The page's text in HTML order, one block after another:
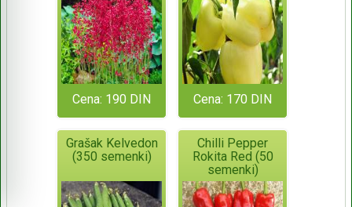
Cena: 190 DIN Cena: 170 DIN
Grašak Kelvedon
(350 semenki)
Chilli Pepper
Rokita Red (50
semenki)